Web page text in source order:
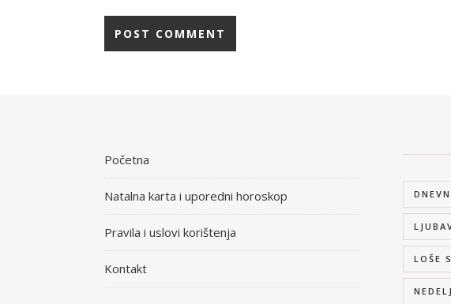
Početna
Natalna karta i uporedni horoskop
Pravila i uslovi korištenja
Kontakt
LOŠE